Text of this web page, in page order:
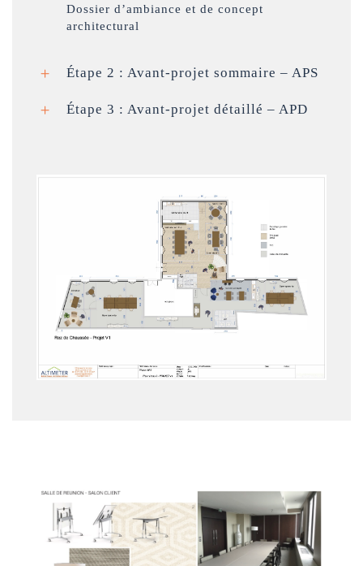
Dossier d’ambiance et de concept
architectural
Étape 2 : Avant-projet sommaire – APS
Étape 3 : Avant-projet détaillé – APD